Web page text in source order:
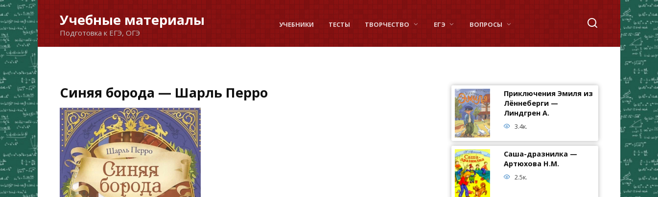
Перейти
к
содержанию
Учебные материалы
Подготовка к ЕГЭ, ОГЭ
УЧЕБНИКИ ТЕСТЫ ТВОРЧЕСТВО ЕГЭ ВОПРОСЫ
Синяя борода — Шарль Перро
Приключения Эмиля из
Лённеберги —
Линдгрен А.
3.4к.
Саша-дразнилка —
Артюхова Н.М.
2.5к.